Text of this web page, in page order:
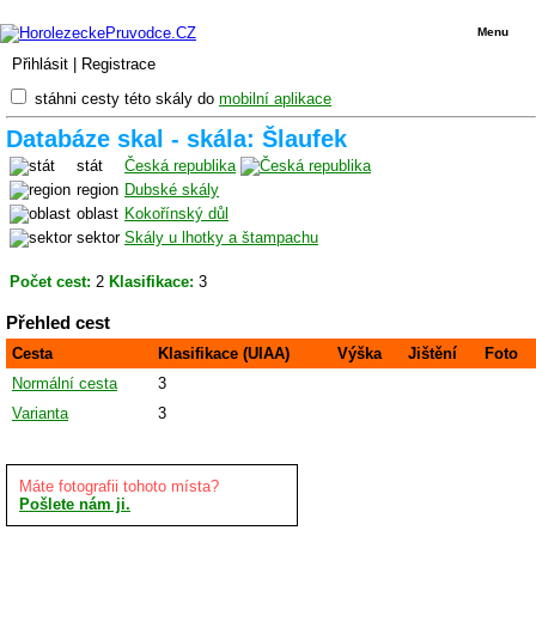
Přihlásit Registrace
Menu
stáhni cesty této skály do mobilní aplikace
Databáze skal - skála: Šlaufek
stát
Česká republika
region Dubské skály
oblast Kokořínský důl
sektor Skály u lhotky a štampachu
Počet cest: 2 Klasifikace: 3
Přehled cest
Cesta Klasifikace (UIAA) Výška Jištění
Foto
Normální cesta
3
Varianta
3
Máte fotografii tohoto místa?
Pošlete nám ji.